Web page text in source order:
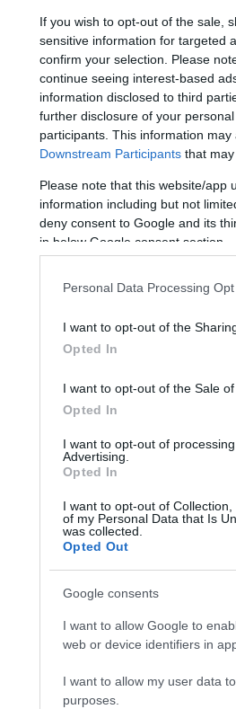
If you wish to opt-out of the sale,
sensitive information for targeted
confirm your selection. Please
continue seeing interest-based
information disclosed to third
further disclosure of your
participants. This information
Downstream Participants that
Please note that this website/app
information including but not
deny consent to Google and its
in below Google consent section.
Personal Data Processing
I want to opt-out of the
Opted In
I want to opt-out of the Sale
Opted In
I want to opt-out of
Advertising.
Opted In
I want to opt-out of
of my Personal Data that Is
was collected.
Opted Out
Google consents
I want to allow Google to
web or device identifiers in
I want to allow my user data
purposes.